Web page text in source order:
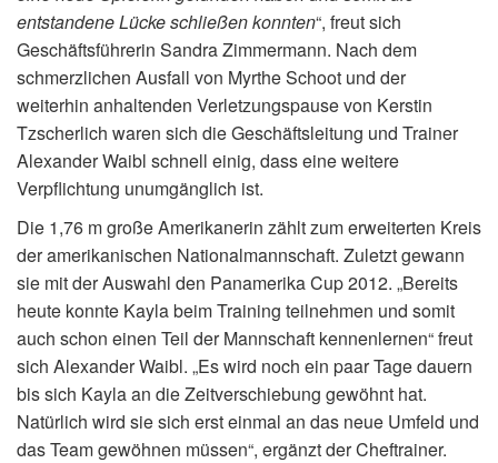
entstandene Lücke schließen konnten“, freut sich
Geschäftsführerin Sandra Zimmermann. Nach dem
schmerzlichen Ausfall von Myrthe Schoot und der
weiterhin anhaltenden Verletzungspause von Kerstin
Tzscherlich waren sich die Geschäftsleitung und Trainer
Alexander Waibl schnell einig, dass eine weitere
Verpflichtung unumgänglich ist.
Die 1,76 m große Amerikanerin zählt zum erweiterten Kreis
der amerikanischen Nationalmannschaft. Zuletzt gewann
sie mit der Auswahl den Panamerika Cup 2012. „Bereits
heute konnte Kayla beim Training teilnehmen und somit
auch schon einen Teil der Mannschaft kennenlernen“ freut
sich Alexander Waibl. „Es wird noch ein paar Tage dauern
bis sich Kayla an die Zeitverschiebung gewöhnt hat.
Natürlich wird sie sich erst einmal an das neue Umfeld und
das Team gewöhnen müssen“, ergänzt der Cheftrainer.